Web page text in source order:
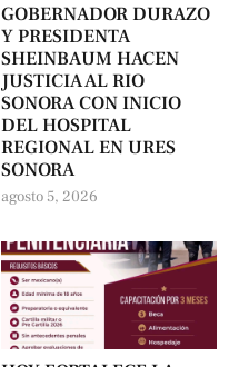
GOBERNADOR DURAZO
Y PRESIDENTA
SHEINBAUM HACEN
JUSTICIA AL RIO
SONORA CON INICIO
DEL HOSPITAL
REGIONAL EN URES
SONORA
agosto 5, 2026